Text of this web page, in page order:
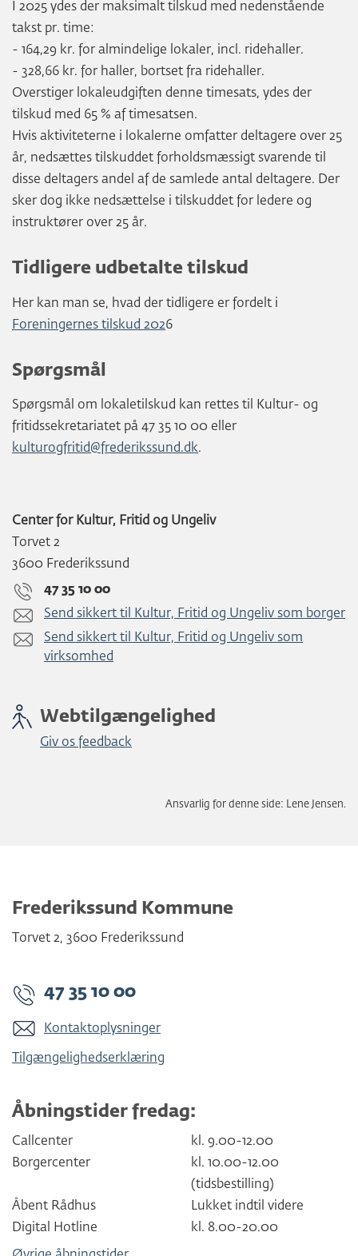
I 2025 ydes der maksimalt tilskud med nedenstående
takst pr. time:
- 164,29 kr. for almindelige lokaler, incl. ridehaller.
- 328,66 kr. for haller, bortset fra ridehaller.
Overstiger lokaleudgiften denne timesats, ydes der
tilskud med 65 % af timesatsen.
Hvis aktiviteterne i lokalerne omfatter deltagere over 25
år, nedsættes tilskuddet forholdsmæssigt svarende til
disse deltagers andel af de samlede antal deltagere. Der
sker dog ikke nedsættelse i tilskuddet for ledere og
instruktører over 25 år.
Tidligere udbetalte tilskud
Her kan man se, hvad der tidligere er fordelt i
Foreningernes tilskud 2026
Spørgsmål
Spørgsmål om lokaletilskud kan rettes til Kultur- og
fritidssekretariatet på 47 35 10 00 eller
kulturogfritid@frederikssund.dk.
Center for Kultur, Fritid og Ungeliv
Torvet 2
3600 Frederikssund
47 35 10 00
Send sikkert til Kultur, Fritid og Ungeliv som borger
Send sikkert til Kultur, Fritid og Ungeliv som
virksomhed
Webtilgængelighed
Giv os feedback
Ansvarlig for denne side: Lene Jensen.
Frederikssund Kommune
Torvet 2, 3600 Frederikssund
47 35 10 00
Kontaktoplysninger
Tilgængelighedserklæring
Åbningstider fredag:
Callcenter
kl. 9.00-12.00
Borgercenter
kl. 10.00-12.00
(tidsbestilling)
Åbent Rådhus
Lukket indtil videre
Digital Hotline
kl. 8.00-20.00